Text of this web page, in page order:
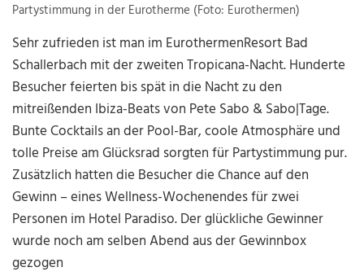
Partystimmung in der Eurotherme (Foto: Eurothermen)
Sehr zufrieden ist man im EurothermenResort Bad
Schallerbach mit der zweiten Tropicana-Nacht. Hunderte
Besucher feierten bis spät in die Nacht zu den
mitreißenden Ibiza-Beats von Pete Sabo & Sabo|Tage.
Bunte Cocktails an der Pool-Bar, coole Atmosphäre und
tolle Preise am Glücksrad sorgten für Partystimmung pur.
Zusätzlich hatten die Besucher die Chance auf den
Gewinn – eines Wellness-Wochenendes für zwei
Personen im Hotel Paradiso. Der glückliche Gewinner
wurde noch am selben Abend aus der Gewinnbox
gezogen